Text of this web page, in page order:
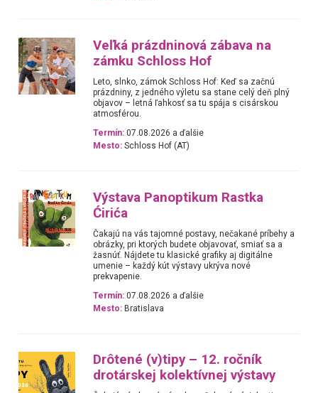
Veľká prázdninová zábava na
zámku Schloss Hof
Leto, slnko, zámok Schloss Hof: Keď sa začnú
prázdniny, z jedného výletu sa stane celý deň plný
objavov – letná ľahkosť sa tu spája s cisárskou
atmosférou.
Termín: 07.08.2026 a ďalšie
Mesto: Schloss Hof (AT)
Výstava Panoptikum Rastka
Ćirića
Čakajú na vás tajomné postavy, nečakané príbehy a
obrázky, pri ktorých budete objavovať, smiať sa a
žasnúť. Nájdete tu klasické grafiky aj digitálne
umenie – každý kút výstavy ukrýva nové
prekvapenie.
Termín: 07.08.2026 a ďalšie
Mesto: Bratislava
Drôtené (v)tipy – 12. ročník
drotárskej kolektívnej výstavy